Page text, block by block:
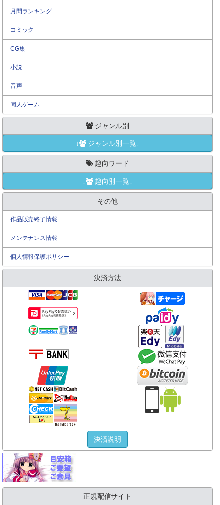
月間ランキング
コミック
CG集
小説
音声
同人ゲーム
ジャンル別
↓ ジャンル別一覧↓
趣向ワード
↓ 趣向別一覧↓
その他
作品販売終了情報
メンテナンス情報
個人情報保護ポリシー
決済方法
決済説明
正規配信サイト